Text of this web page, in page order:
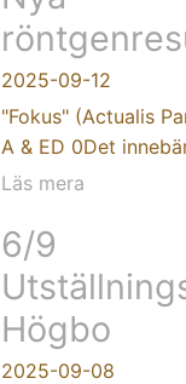
2025-09-12
"Fokus" (Actualis
A & ED 0Det
Läs mera
6/9
Högbo
2025-09-08